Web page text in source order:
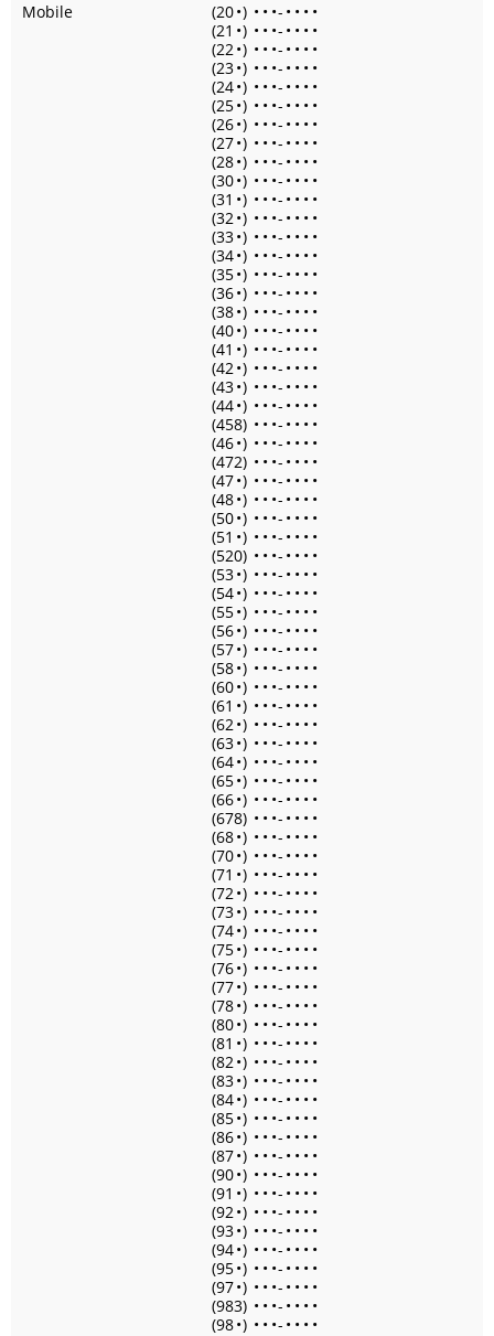
Mobile
(20•) • • •- • • • •
(21 •) • • •- • • • •
(22•) • • •- • • • •
(23•) • • •- • • • •
(24•) • • •- • • • •
(25•) • • •- • • • •
(26•) • • •- • • • •
(27•) • • •- • • • •
(28•) • • •- • • • •
(30•) • • •- • • • •
(31 •) • • •- • • • •
(32•) • • •- • • • •
(33•) • • •- • • • •
(34•) • • •- • • • •
(35•) • • •- • • • •
(36•) • • •- • • • •
(38•) • • •- • • • •
(40•) • • •- • • • •
(41 •) • • •- • • • •
(42•) • • •- • • • •
(43•) • • •- • • • •
(44•) • • •- • • • •
(458) • • •- • • • •
(46•) • • •- • • • •
(472) • • •- • • • •
(47•) • • •- • • • •
(48•) • • •- • • • •
(50•) • • •- • • • •
(51 •) • • •- • • • •
(520) • • •- • • • •
(53•) • • •- • • • •
(54•) • • •- • • • •
(55•) • • •- • • • •
(56•) • • •- • • • •
(57•) • • •- • • • •
(58•) • • •- • • • •
(60•) • • •- • • • •
(61 •) • • •- • • • •
(62•) • • •- • • • •
(63•) • • •- • • • •
(64•) • • •- • • • •
(65•) • • •- • • • •
(66•) • • •- • • • •
(678) • • •- • • • •
(68•) • • •- • • • •
(70•) • • •- • • • •
(71 •) • • •- • • • •
(72•) • • •- • • • •
(73•) • • •- • • • •
(74•) • • •- • • • •
(75•) • • •- • • • •
(76•) • • •- • • • •
(77•) • • •- • • • •
(78•) • • •- • • • •
(80•) • • •- • • • •
(81 •) • • •- • • • •
(82•) • • •- • • • •
(83•) • • •- • • • •
(84•) • • •- • • • •
(85•) • • •- • • • •
(86•) • • •- • • • •
(87•) • • •- • • • •
(90•) • • •- • • • •
(91 •) • • •- • • • •
(92•) • • •- • • • •
(93•) • • •- • • • •
(94•) • • •- • • • •
(95•) • • •- • • • •
(97•) • • •- • • • •
(983) • • •- • • • •
(98•) • • •- • • • •